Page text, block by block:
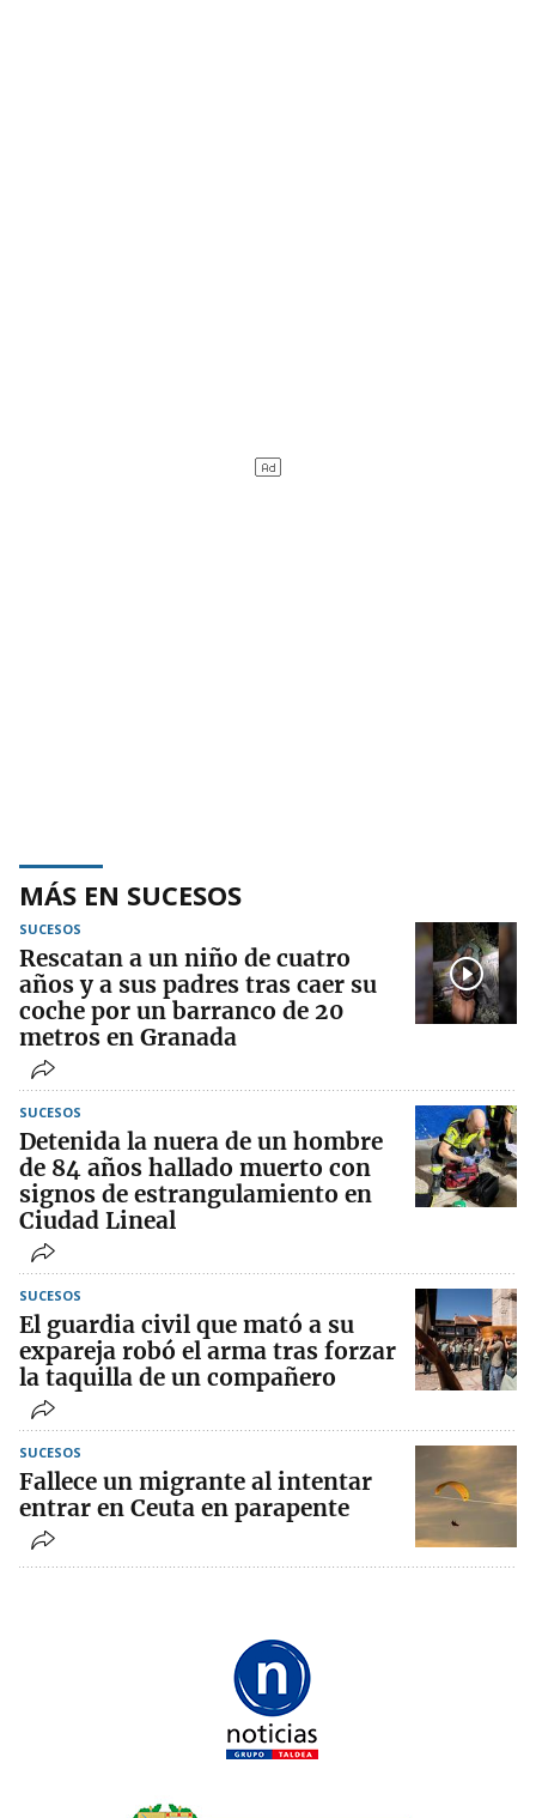
MÁS EN SUCESOS
SUCESOS
Rescatan a un niño de cuatro
años y a sus padres tras caer su
coche por un barranco de 20
metros en Granada
SUCESOS
Detenida la nuera de un hombre
de 84 años hallado muerto con
signos de estrangulamiento en
Ciudad Lineal
SUCESOS
El guardia civil que mató a su
expareja robó el arma tras forzar
la taquilla de un compañero
SUCESOS
Fallece un migrante al intentar
entrar en Ceuta en parapente